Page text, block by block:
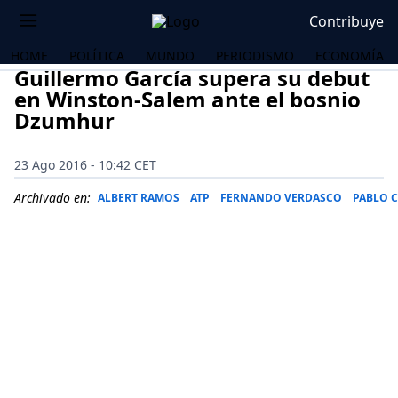
Contribuye
HOME POLÍTICA MUNDO PERIODISMO ECONOMÍA
Guillermo García supera su debut
en Winston-Salem ante el bosnio
Dzumhur
23 Ago 2016 - 10:42 CET
Archivado en: ALBERT RAMOS ATP FERNANDO VERDASCO PABLO